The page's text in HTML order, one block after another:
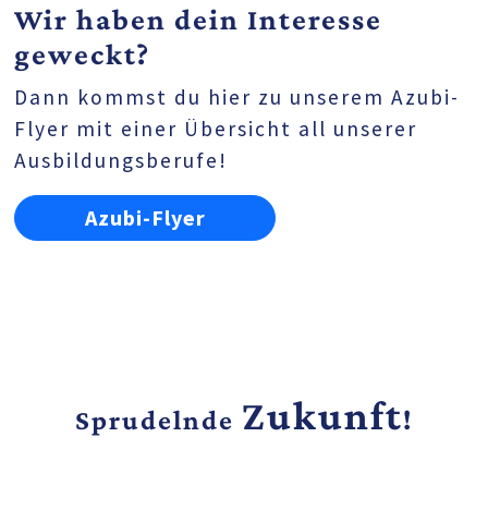
Wir haben dein Interesse
geweckt?
Dann kommst du hier zu unserem Azubi-
Flyer mit einer Übersicht all unserer
Ausbildungsberufe!
Azubi-Flyer
Sprudelnde Zukunft!